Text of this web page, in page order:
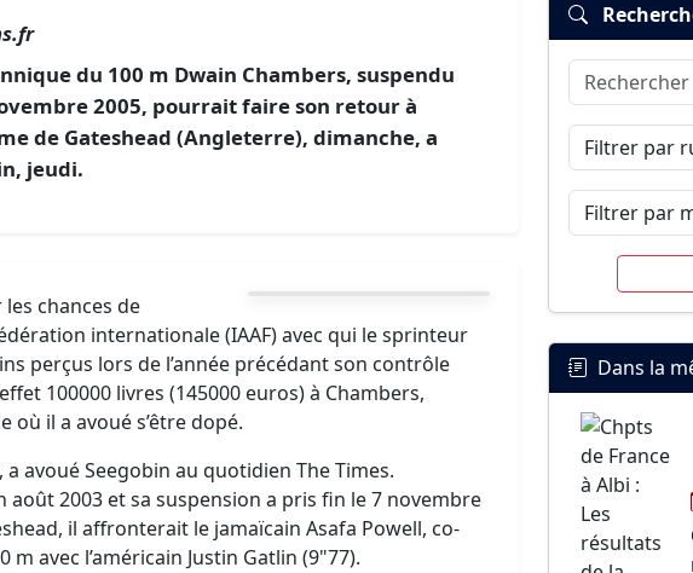
du 100 m Dwain Chambers, suspendu
2005, pourrait faire son retour à
de Gateshead (Angleterre), dimanche, a
jeudi.
chances de
internationale (IAAF) avec qui le sprinteur
perçus lors de l’année précédant son contrôle
100000 livres (145000 euros) à Chambers,
où il a avoué s’être dopé.
avoué Seegobin au quotidien The Times.
2003 et sa suspension a pris fin le 7 novembre
il affronterait le jamaïcain Asafa Powell, co-
avec l’américain Justin Gatlin (9"77).
Rechercher
Filtrer par
Filtrer par
Dans la